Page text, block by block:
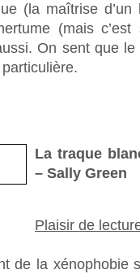
(la maîtrise d’un
(mais
On sent que
La traque
– Sally Green
Plaisir de
de la xénophobie